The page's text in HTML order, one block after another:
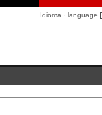
Idioma · language